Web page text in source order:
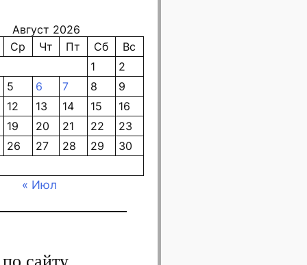
Август 2026
Ср Чт Пт Сб
Вс
1
2
5 6 7 8
9
12 13 14 15
16
19 20 21 22
23
26 27 28 29
30
« Июл